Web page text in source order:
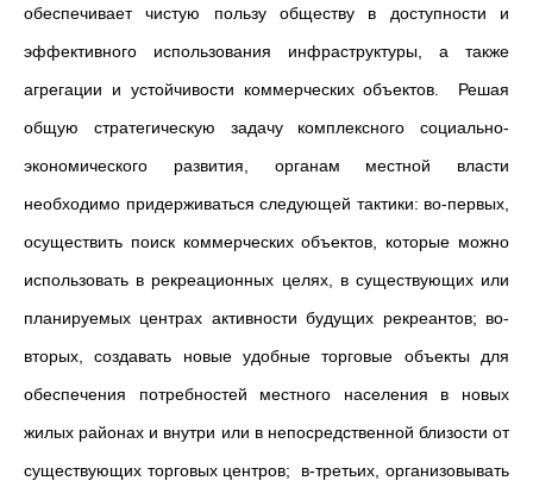
обеспечивает чистую пользу обществу в доступности и
эффективного использования инфраструктуры, а также
агрегации и устойчивости коммерческих объектов. Решая
общую стратегическую задачу комплексного социально-
экономического развития, органам местной власти
необходимо придерживаться следующей тактики: во-первых,
осуществить поиск коммерческих объектов, которые можно
использовать в рекреационных целях, в существующих или
планируемых центрах активности будущих рекреантов; во-
вторых, создавать новые удобные торговые объекты для
обеспечения потребностей местного населения в новых
жилых районах и внутри или в непосредственной близости от
существующих торговых центров; в-третьих, организовывать